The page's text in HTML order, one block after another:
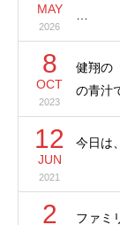
MAY
2026
8
OCT
2023
健翔の
の青汁
12
JUN
2021
今日は
2 ファミ